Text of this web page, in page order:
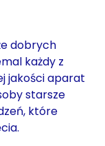
dobrych
każdy z
jakości aparat
starsze
które